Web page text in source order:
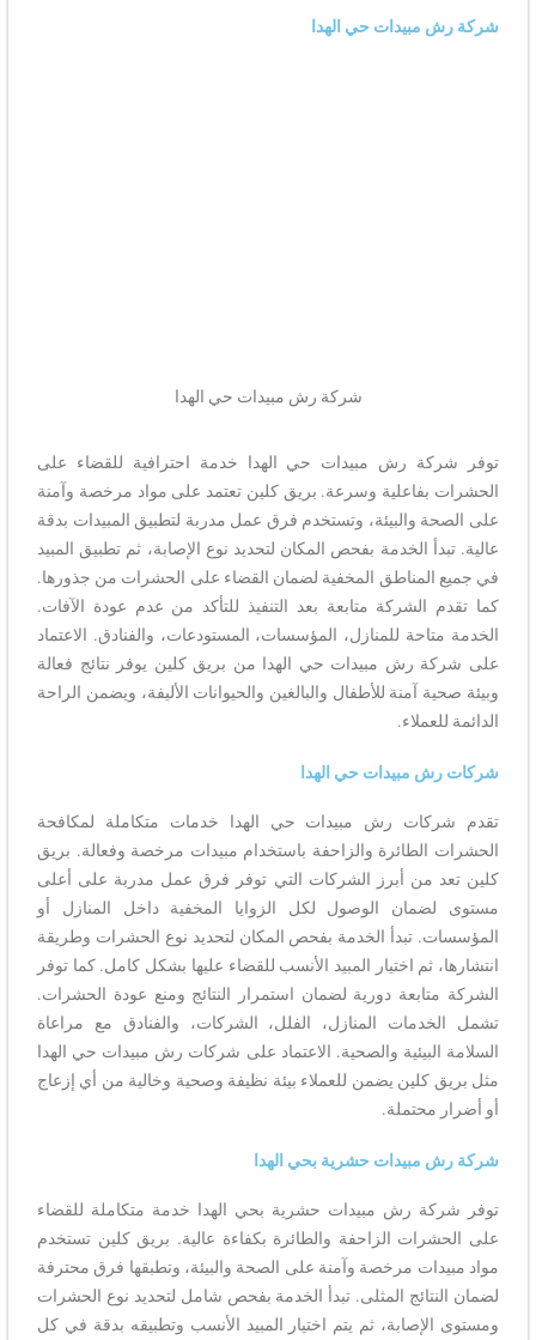
شركة رش مبيدات حي الهدا
شركة رش مبيدات حي الهدا​
توفر شركة رش مبيدات حي الهدا خدمة احترافية للقضاء على
الحشرات بفاعلية وسرعة. بريق كلين تعتمد على مواد مرخصة وآمنة
على الصحة والبيئة، وتستخدم فرق عمل مدربة لتطبيق المبيدات بدقة
عالية. تبدأ الخدمة بفحص المكان لتحديد نوع الإصابة، ثم تطبيق المبيد
في جميع المناطق المخفية لضمان القضاء على الحشرات من جذورها.
كما تقدم الشركة متابعة بعد التنفيذ للتأكد من عدم عودة الآفات.
الخدمة متاحة للمنازل، المؤسسات، المستودعات، والفنادق. الاعتماد
على شركة رش مبيدات حي الهدا من بريق كلين يوفر نتائج فعالة
وبيئة صحية آمنة للأطفال والبالغين والحيوانات الأليفة، ويضمن الراحة
الدائمة للعملاء.
شركات رش مبيدات حي الهدا
تقدم شركات رش مبيدات حي الهدا خدمات متكاملة لمكافحة
الحشرات الطائرة والزاحفة باستخدام مبيدات مرخصة وفعالة. بريق
كلين تعد من أبرز الشركات التي توفر فرق عمل مدربة على أعلى
مستوى لضمان الوصول لكل الزوايا المخفية داخل المنازل أو
المؤسسات. تبدأ الخدمة بفحص المكان لتحديد نوع الحشرات وطريقة
انتشارها، ثم اختيار المبيد الأنسب للقضاء عليها بشكل كامل. كما توفر
الشركة متابعة دورية لضمان استمرار النتائج ومنع عودة الحشرات.
تشمل الخدمات المنازل، الفلل، الشركات، والفنادق مع مراعاة
السلامة البيئية والصحية. الاعتماد على شركات رش مبيدات حي الهدا
مثل بريق كلين يضمن للعملاء بيئة نظيفة وصحية وخالية من أي إزعاج
أو أضرار محتملة.
شركة رش مبيدات حشرية بحي الهدا
توفر شركة رش مبيدات حشرية بحي الهدا خدمة متكاملة للقضاء
على الحشرات الزاحفة والطائرة بكفاءة عالية. بريق كلين تستخدم
مواد مبيدات مرخصة وآمنة على الصحة والبيئة، وتطبقها فرق محترفة
لضمان النتائج المثلى. تبدأ الخدمة بفحص شامل لتحديد نوع الحشرات
ومستوى الإصابة، ثم يتم اختيار المبيد الأنسب وتطبيقه بدقة في كل